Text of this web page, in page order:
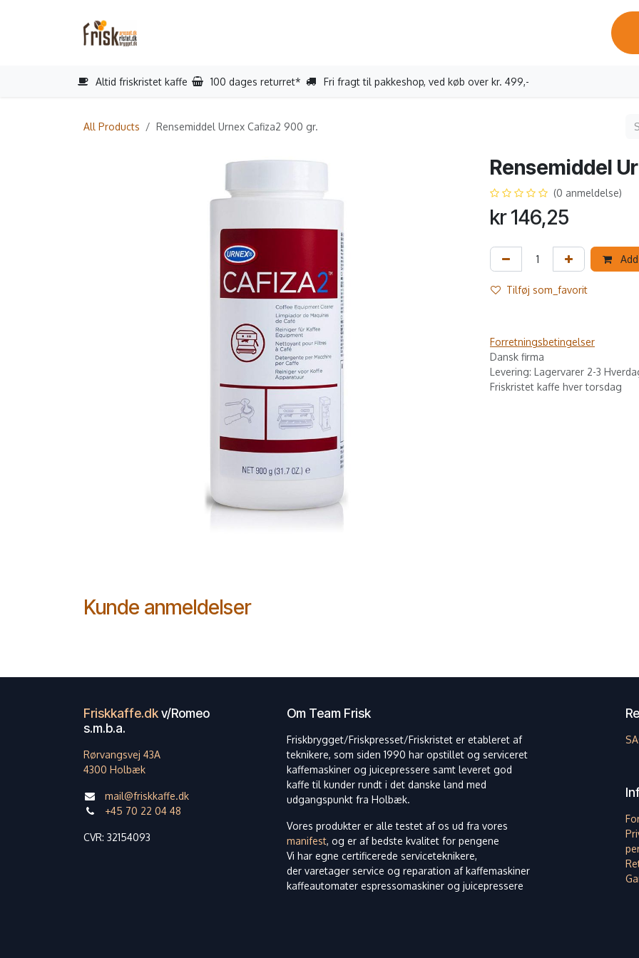
Altid friskristet kaffe 100 dages returret* Fri fragt til pakkeshop, ved køb over kr. 499,-
All Products Rensemiddel Urnex Cafiza2 900 gr.
Rensemiddel
(0 anmeldelse)
kr146,25
Tilføj som_favorit
Forretningsbetingelser
Dansk firma
Levering: Lagervarer 2-3
Friskristet kaffe hver torsdag
Kunde anmeldelser
Friskkaffe.dkv/Romeo
s.m.b.a.
Rørvangsvej 43A
4300 Holbæk
mail@friskkaffe.dk
+45 70 22 04 48
CVR: 32154093
Om Team Frisk
Friskbrygget/Friskpresset/Friskristet er etableret af
teknikere, som siden 1990 har opstillet og serviceret
kaffemaskiner og juicepressere samt leveret god
kaffe til kunder rundt i det danske land med
udgangspunkt fra Holbæk.
Vores produkter er alle testet af os ud fra vores
manifest, og er af bedste kvalitet for pengene
Vi har egne certificerede serviceteknikere,
der varetager service og reparation af kaffemaskiner
kaffeautomater espressomaskiner og juicepressere